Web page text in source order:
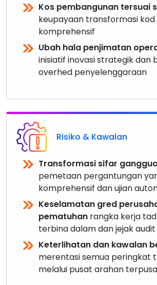
Kos pembangunan tersuai
keupayaan transformasi
komprehensif
Ubah hala penjimatan
inisiatif inovasi strategik dan
overhed penyelenggaraan
Risiko & Kawalan
Transformasi sifar
pemetaan pergantungan
komprehensif dan ujian
Keselamatan gred
pematuhan rangka kerja
terbina dalam dan jejak audit
Keterlihatan dan kawalan
merentasi semua peringkat
melalui pusat arahan